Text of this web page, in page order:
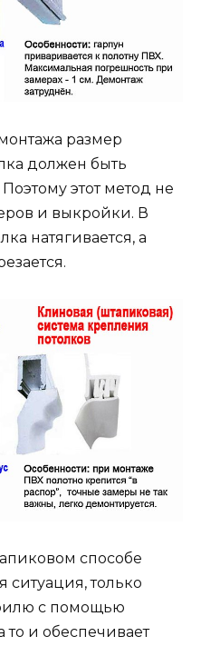
размер
должен быть
этот метод не
и выкройки. В
натягивается, а
способе
ситуация, только
с помощью
и обеспечивает